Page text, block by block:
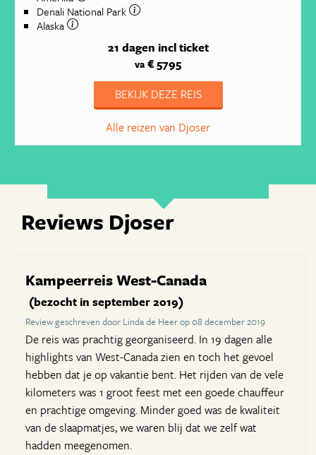
Denali National Park
Alaska
21 dagen incl ticket
va € 5795
BEKIJK DEZE REIS
Alle reizen van Djoser
Reviews Djoser
Kampeerreis West-Canada
(bezocht in september 2019)
Review geschreven door Linda de Heer op 08 december 2019
De reis was prachtig georganiseerd. In 19 dagen alle
highlights van West-Canada zien en toch het gevoel
hebben dat je op vakantie bent. Het rijden van de vele
kilometers was 1 groot feest met een goede chauffeur
en prachtige omgeving. Minder goed was de kwaliteit
van de slaapmatjes, we waren blij dat we zelf wat
hadden meegenomen.